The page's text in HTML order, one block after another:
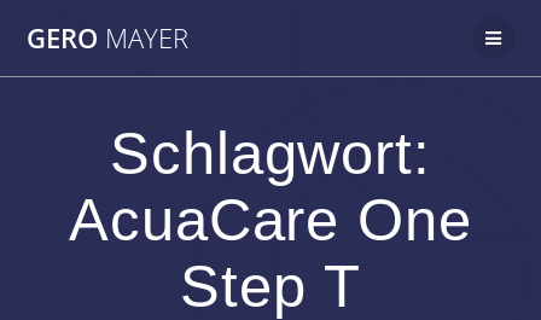
GERO MAYER
Schlagwort:
AcuaCare One
Step T